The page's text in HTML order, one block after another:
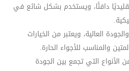
دافئًا، ويستخدم بشكل شائع في
والجودة العالية، ويعتبر من الخيارات
والمناسب للأجواء الحارة.
الأنواع التي تجمع بين الجودة